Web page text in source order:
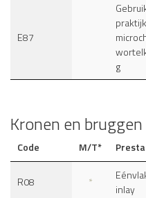
E87
g
Kronen en bruggen
Code M/T*
R08 *
inlay